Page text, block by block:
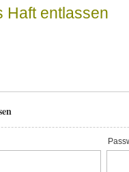
Haft entlassen